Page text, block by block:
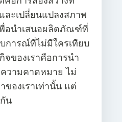
ละเปลี่ยนแปลงสภาพ
พื่อนำเสนอผลิตภัณฑ์ที่
การณ์ที่ไม่มีใครเทียบ
ของเราคือการนำ
วามคาดหมาย ไม่
ของเราเท่านั้น แต่
น